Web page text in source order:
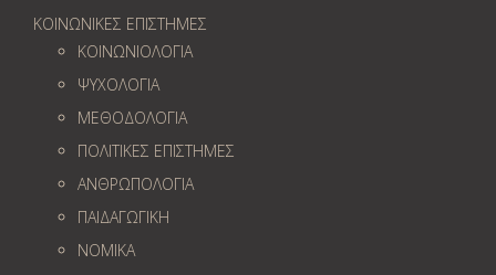
ΚΟΙΝΩΝΙΚΕΣ ΕΠΙΣΤΗΜΕΣ
ΚΟΙΝΩΝΙΟΛΟΓΙΑ
ΨΥΧΟΛΟΓΙΑ
ΜΕΘΟΔΟΛΟΓΙΑ
ΠΟΛΙΤΙΚΕΣ ΕΠΙΣΤΗΜΕΣ
ΑΝΘΡΩΠΟΛΟΓΙΑ
ΠΑΙΔΑΓΩΓΙΚΗ
ΝΟΜΙΚΑ